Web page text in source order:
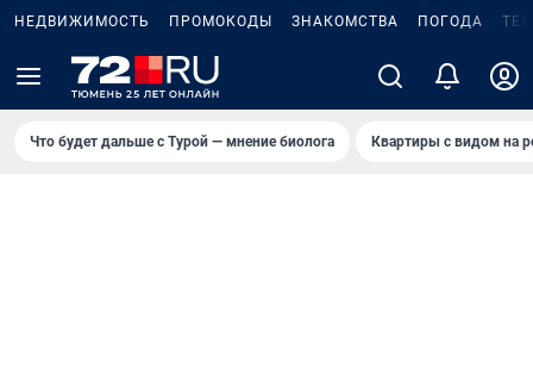
НЕДВИЖИМОСТЬ ПРОМОКОДЫ ЗНАКОМСТВА ПОГОДА
Что будет дальше с Турой — мнение биолога Квартиры с видом на